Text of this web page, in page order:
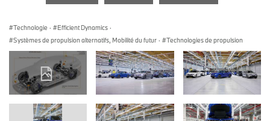
Technologie · Efficient Dynamics ·
Systèmes de propulsion alternatifs, Mobilité du futur · Technologies de propulsion